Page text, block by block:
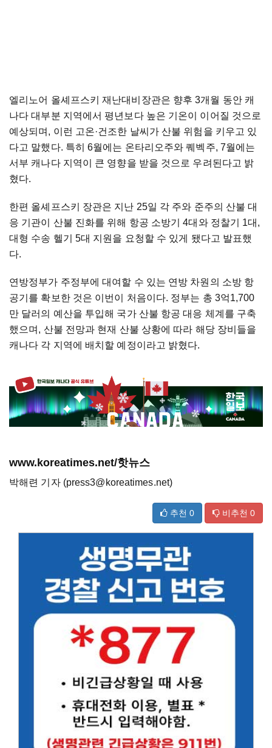
엘리노어 올셰프스키 재난대비장관은 향후 3개월 동안 캐
나다 대부분 지역에서 평년보다 높은 기온이 이어질 것으로
예상되며, 이런 고온·건조한 날씨가 산불 위험을 키우고 있
다고 말했다. 특히 6월에는 온타리오주와 퀘벡주, 7월에는
서부 캐나다 지역이 큰 영향을 받을 것으로 우려된다고 밝
혔다.
한편 올셰프스키 장관은 지난 25일 각 주와 준주의 산불 대
응 기관이 산불 진화를 위해 항공 소방기 4대와 정찰기 1대,
대형 수송 헬기 5대 지원을 요청할 수 있게 됐다고 발표했
다.
연방정부가 주정부에 대여할 수 있는 연방 차원의 소방 항
공기를 확보한 것은 이번이 처음이다. 정부는 총 3억1,700
만 달러의 예산을 투입해 국가 산불 항공 대응 체계를 구축
했으며, 산불 전망과 현재 산불 상황에 따라 해당 장비들을
캐나다 각 지역에 배치할 예정이라고 밝혔다.
www.koreatimes.net/핫뉴스
박해련 기자 (press3@koreatimes.net)
추천 0 비추천 0